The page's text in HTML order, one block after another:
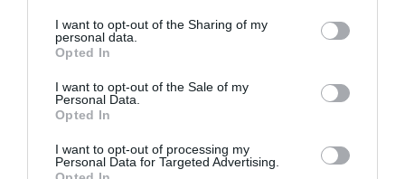
I want to opt-out of the Sharing of my
personal data.
Opted In
I want to opt-out of the Sale of my
Personal Data.
Opted In
I want to opt-out of processing my
Personal Data for Targeted Advertising.
Με τη λήξη του 1ου Πανελληνίου Πρωταθλήµατος αλιείας
µε φελλό στα εσωτερικά νερά, συγκροτήθηκε σύµφωνα
µε τον Κανονισµό η Εθνική Οµάδα Ελλάδος, ως εξής:
ΑΣΕΑΠ, Καραγιάννης – Οτουντζίδης
ΑΚΑ∆ΗΜΙΑ, Σαπουνάκης – Τσέπελας